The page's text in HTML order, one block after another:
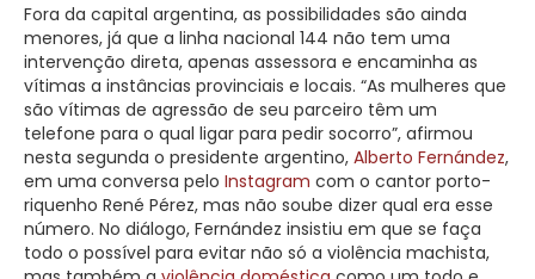
Fora da capital argentina, as possibilidades são ainda
menores, já que a linha nacional 144 não tem uma
intervenção direta, apenas assessora e encaminha as
vítimas a instâncias provinciais e locais. “As mulheres que
são vítimas de agressão de seu parceiro têm um
telefone para o qual ligar para pedir socorro”, afirmou
nesta segunda o presidente argentino, Alberto Fernández,
em uma conversa pelo Instagram com o cantor porto-
riquenho René Pérez, mas não soube dizer qual era esse
número. No diálogo, Fernández insistiu em que se faça
todo o possível para evitar não só a violência machista,